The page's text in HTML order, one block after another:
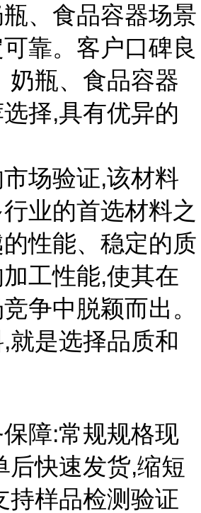
、食品容器场景
靠。客户口碑良
奶瓶、食品容器
择,具有优异的
场验证,该材料
业的首选材料之
性能、稳定的质
工性能,使其在
争中脱颖而出。
就是选择品质和
障:常规规格现
后快速发货,缩短
持样品检测验证